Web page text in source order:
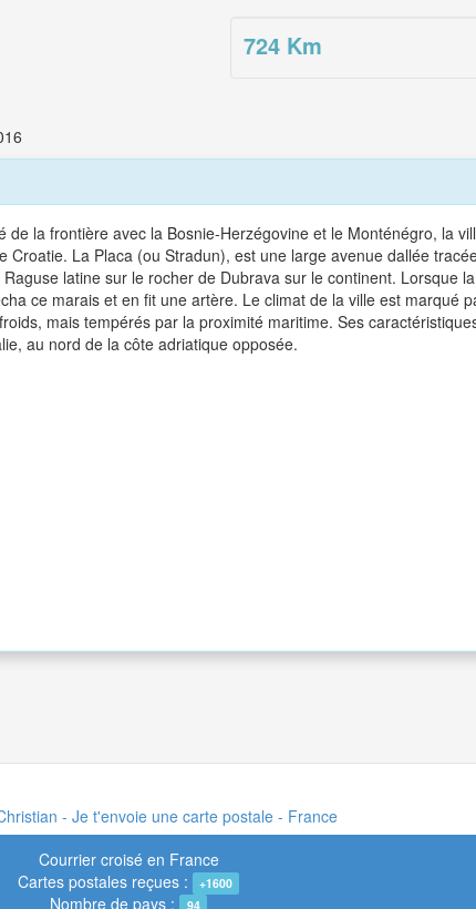
724 Km
la frontière avec la Bosnie-Herzégovine et le Monténégro, la
Croatie. La Placa (ou Stradun), est une large avenue dallée
latine sur le rocher de Dubrava sur le continent. Lorsque
ce marais et en fit une artère. Le climat de la ville est marqué
mais tempérés par la proximité maritime. Ses
au nord de la côte adriatique opposée.
- Je t'envoie une carte postale - France
Courrier croisé en France
Cartes postales reçues :
+1600
Nombre de pays : 94